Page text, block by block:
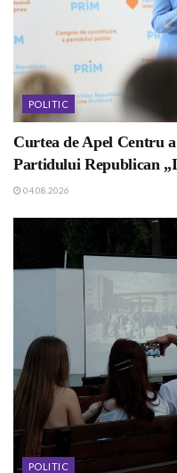
POLITIC
Curtea de Apel Centru
Partidului Republican
04.08.2026
POLITIC